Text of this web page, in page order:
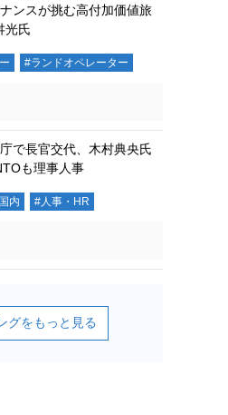
ンスが挑む高付加価値旅
光氏
#ランドオペレーター
庁で長官交代、木村典央氏
も理事人事
内 #人事・HR